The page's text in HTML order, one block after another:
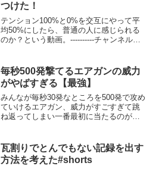
つけた！
テンション100%と0%を交互にやって平
均50%にしたら、普通の人に感じられる
のか？という動画。----------チャンネル登
-------...
毎秒500発撃てるエアガンの威力
がやばすぎる【最強】
みんなが毎秒30発なところを500発で攻め
ていけるエアガン、威力がすごすぎて跳
ね返ってしまい一番最初に当たるのがま
気合を入れていこうと思います。近距離
ならおそらく最強で...
瓦割りでとんでもない記録を出す
方法を考えた#shorts